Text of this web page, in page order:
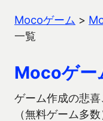
Mocoゲーム >
一覧
Mocoゲー
ゲーム作成の悲
（無料ゲーム多